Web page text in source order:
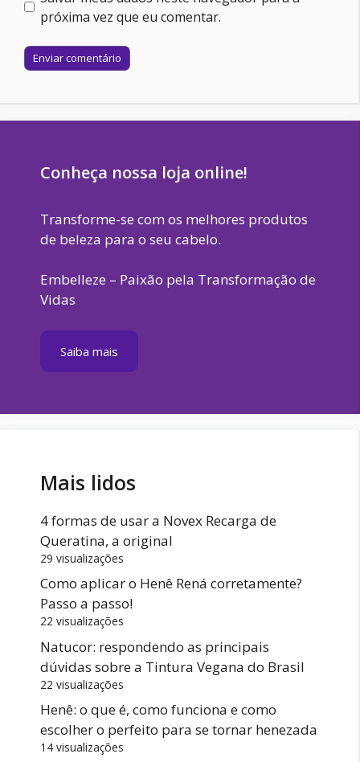
próxima vez que eu comentar.
Site
Conheça nossa loja online!
Transforme-se com os melhores produtos
de beleza para o seu cabelo.
Embelleze – Paixão pela Transformação de
Vidas
Saiba mais
Mais lidos
4 formas de usar a Novex Recarga de
Queratina, a original
29 visualizações
Como aplicar o Henê Rená corretamente?
Passo a passo!
22 visualizações
Natucor: respondendo as principais
dúvidas sobre a Tintura Vegana do Brasil
22 visualizações
Henê: o que é, como funciona e como
escolher o perfeito para se tornar henezada
14 visualizações